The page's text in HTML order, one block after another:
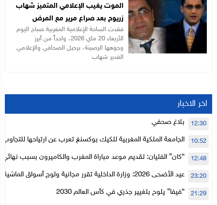
الموت يغيب الإعلامي المتميز شهاب
زريوح بعد صراع مرير مع المرض
فقدت الساحة الإعلامية المغربية صباح اليوم
الأربعاء 20 ماي 2026، واحداً من أبرز
وجوهها الرصينة، برحيل الصحافي والإعلامي
القدير شهاب
اخر الاخبار
بلاغ صحفي 12:30
الجامعة الملكية المغربية للكيك بوكسنغ تعرب عن ارتياحها
الأعلى للحسابات
10:52
“كان” الفتيان: تقديم موعد مباراة المغرب والكاميرون بسبب نهائي 12:48
عيد الأضحى 2026: وزارة الداخلية تقرر مجانية ولوج أسواق
لتنظيمها
23:20
“فيفا” يلوح بتغيير جذري في كأس العالم 2030 21:29